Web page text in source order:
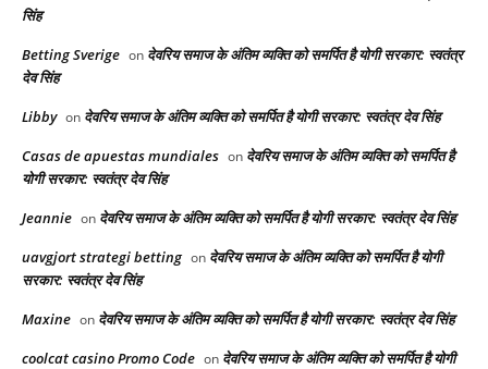
सिंह
Betting Sverige on देवरिय समाज के अंतिम व्यक्ति को समर्पित है योगी सरकार: स्वतंत्र
देव सिंह
Libby on देवरिय समाज के अंतिम व्यक्ति को समर्पित है योगी सरकार: स्वतंत्र देव सिंह
Casas de apuestas mundiales on देवरिय समाज के अंतिम व्यक्ति को समर्पित है
योगी सरकार: स्वतंत्र देव सिंह
Jeannie on देवरिय समाज के अंतिम व्यक्ति को समर्पित है योगी सरकार: स्वतंत्र देव सिंह
uavgjort strategi betting on देवरिय समाज के अंतिम व्यक्ति को समर्पित है योगी
सरकार: स्वतंत्र देव सिंह
Maxine on देवरिय समाज के अंतिम व्यक्ति को समर्पित है योगी सरकार: स्वतंत्र देव सिंह
coolcat casino Promo Code on देवरिय समाज के अंतिम व्यक्ति को समर्पित है योगी